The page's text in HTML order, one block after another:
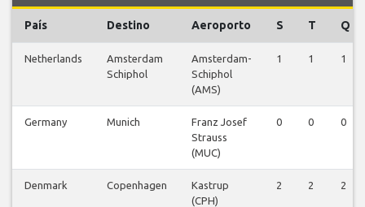
País Destino Aeroporto S T Q
Netherlands
Amsterdam
Schiphol
Amsterdam-
Schiphol
(AMS)
1 1 1
Germany Munich
Franz Josef
Strauss
(MUC)
0 0 0
Denmark Copenhagen
Kastrup
(CPH)
2 2 2